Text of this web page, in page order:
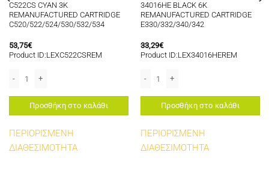
C522CS CYAN 3K
REMANUFACTURED CARTRIDGE
C520/522/524/530/532/534
53,75€
Product ID:LEXC522CSREM
Προσθήκη στο καλάθι
ΠΕΡΙΟΡΙΣΜΕΝΗ
ΔΙΑΘΕΣΙΜΟΤΗΤΑ
34016HE BLACK 6K
REMANUFACTURED CARTRIDGE
E330/332/340/342
33,29€
Product ID:LEX34016HEREM
Προσθήκη στο καλάθι
ΠΕΡΙΟΡΙΣΜΕΝΗ
ΔΙΑΘΕΣΙΜΟΤΗΤΑ